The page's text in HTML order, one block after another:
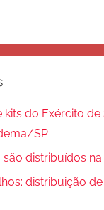
kits do Exército
SP
são distribuídos na
distribuição